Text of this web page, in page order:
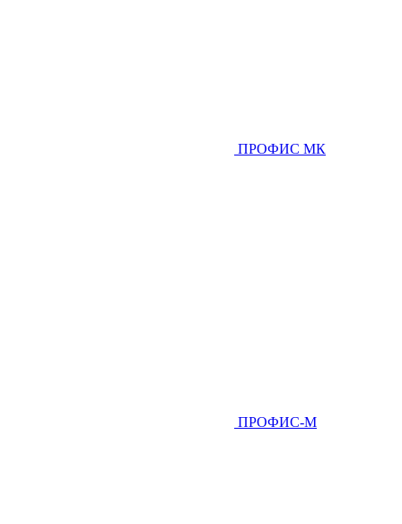
ПРОФИС МК
ПРОФИС-М